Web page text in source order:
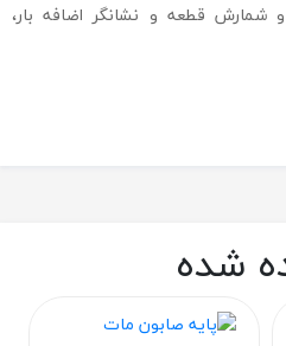
و شمارش قطعه و نشانگر اضافه بار،
شده